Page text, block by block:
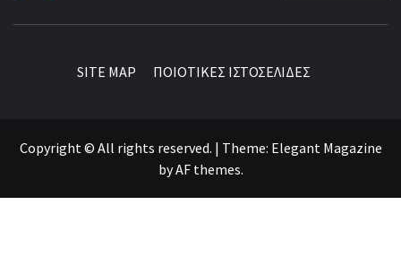
SITE MAP ΠΟΙΟΤΙΚΕΣ ΙΣΤΟΣΕΛΙΔΕΣ
Copyright © All rights reserved. | Theme: Elegant Magazine
byAF themes.